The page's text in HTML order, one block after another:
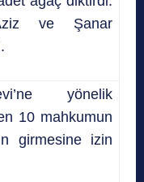
ve Şanar
yönelik
10 mahkumun
girmesine izin